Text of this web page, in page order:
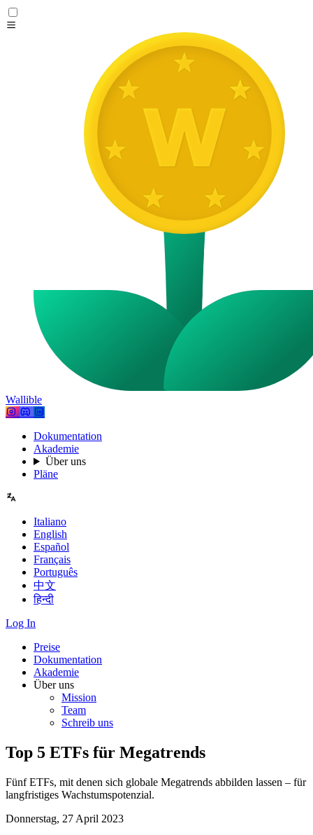
Wallible
Dokumentation
Akademie
Über uns
Pläne
Italiano
English
Español
Français
Português
中文
हिन्दी
Log In
Preise
Dokumentation
Akademie
Über uns
Mission
Team
Schreib uns
Top 5 ETFs für Megatrends
Fünf ETFs, mit denen sich globale Megatrends abbilden lassen – für
langfristiges Wachstumspotenzial.
Donnerstag, 27 April 2023